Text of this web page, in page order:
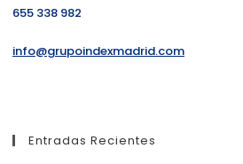
655 338 982
info@grupoindexmadrid.com
Entradas Recientes